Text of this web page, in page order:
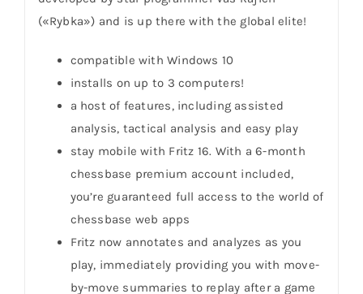
(«Rybka») and is up there with the global elite!
compatible with Windows 10
installs on up to 3 computers!
a host of features, including assisted
analysis, tactical analysis and easy play
stay mobile with Fritz 16. With a 6-month
chessbase premium account included,
you’re guaranteed full access to the world of
chessbase web apps
Fritz now annotates and analyzes as you
play, immediately providing you with move-
by-move summaries to replay after a game